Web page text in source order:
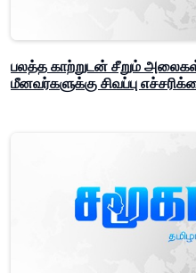
பலத்த காற்றுடன் சீறும்
மீனவர்களுக்கு சிவப்பு